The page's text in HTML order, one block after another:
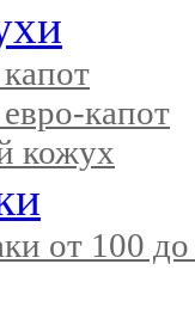
капот
кожух
от 100